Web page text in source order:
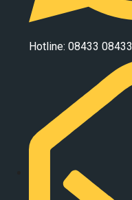
Hotline: 08433 08433